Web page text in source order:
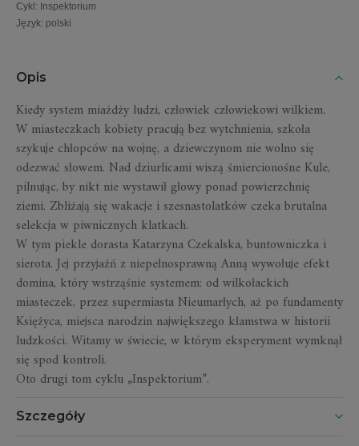
Cykl : Inspektorium
Język: polski
Opis
Kiedy system miażdży ludzi, człowiek człowiekowi wilkiem.
W miasteczkach kobiety pracują bez wytchnienia, szkoła
szykuje chłopców na wojnę, a dziewczynom nie wolno się
odezwać słowem. Nad dziurlicami wiszą śmiercionośne Kule,
pilnując, by nikt nie wystawił głowy ponad powierzchnię
ziemi. Zbliżają się wakacje i szesnastolatków czeka brutalna
selekcja w piwnicznych klatkach.
W tym piekle dorasta Katarzyna Czekalska, buntowniczka i
sierota. Jej przyjaźń z niepełnosprawną Anną wywołuje efekt
domina, który wstrząśnie systemem: od wilkołackich
miasteczek, przez supermiasta Nieumarłych, aż po fundamenty
Księżyca, miejsca narodzin największego kłamstwa w historii
ludzkości. Witamy w świecie, w którym eksperyment wymknął
się spod kontroli.
Oto drugi tom cyklu „Inspektorium”.
Szczegóły